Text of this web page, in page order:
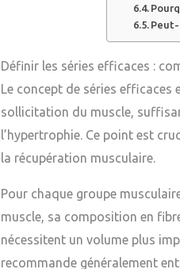
Définir les séries efficaces :
Le concept de séries
sollicitation du muscle,
l’hypertrophie. Ce point est
la récupération musculaire.
Pour chaque groupe
muscle, sa composition en
nécessitent un volume plus
recommande généralement